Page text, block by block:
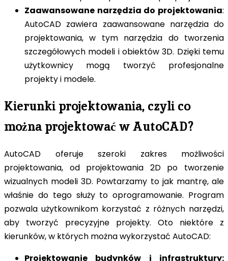
Zaawansowane narzędzia do projektowania:
AutoCAD zawiera zaawansowane narzędzia do
projektowania, w tym narzędzia do tworzenia
szczegółowych modeli i obiektów 3D. Dzięki temu
użytkownicy mogą tworzyć profesjonalne
projekty i modele.
Kierunki projektowania, czyli co
można projektować w AutoCAD?
AutoCAD oferuje szeroki zakres możliwości
projektowania, od projektowania 2D po tworzenie
wizualnych modeli 3D. Powtarzamy to jak mantrę, ale
właśnie do tego służy to oprogramowanie. Program
pozwala użytkownikom korzystać z różnych narzędzi,
aby tworzyć precyzyjne projekty. Oto niektóre z
kierunków, w których można wykorzystać AutoCAD:
Projektowanie budynków i infrastruktury: